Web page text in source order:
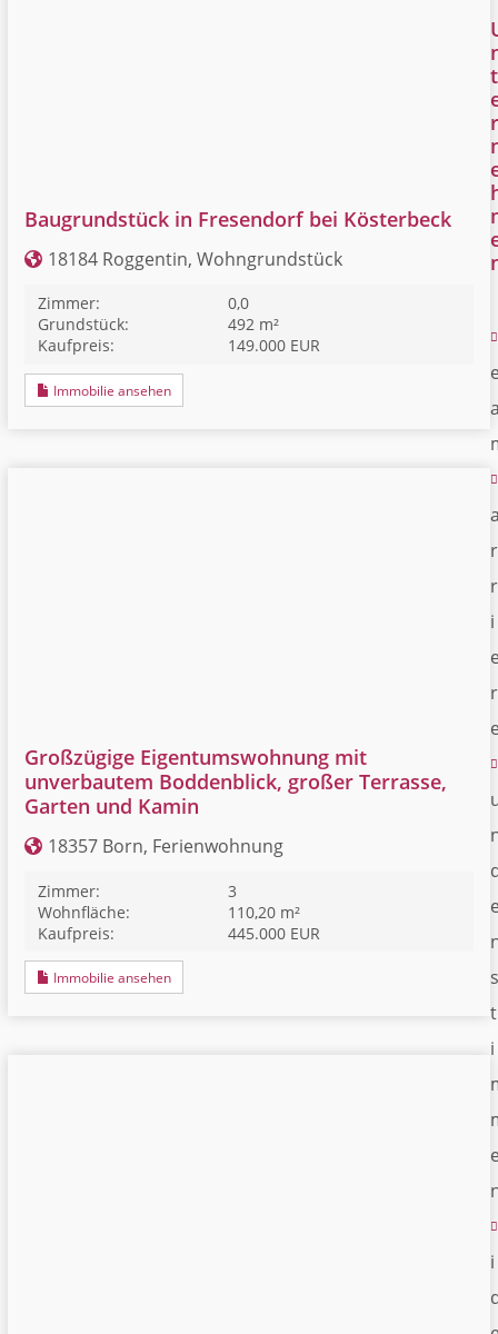
Baugrundstück in Fresendorf bei Kösterbeck
18184 Roggentin, Wohngrundstück
Zimmer:
0,0
Grundstück:
492 m²
Kaufpreis:
149.000 EUR
Immobilie ansehen
Großzügige Eigentumswohnung mit
unverbautem Boddenblick, großer Terrasse,
Garten und Kamin
18357 Born, Ferienwohnung
Zimmer:
3
Wohnfläche:
110,20 m²
Kaufpreis:
445.000 EUR
Immobilie ansehen
t
r
r
r
i
r
s
t
i
i